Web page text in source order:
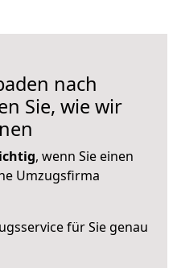
nach
Sie, wie wir
, wenn Sie einen
Umzugsfirma
für Sie genau